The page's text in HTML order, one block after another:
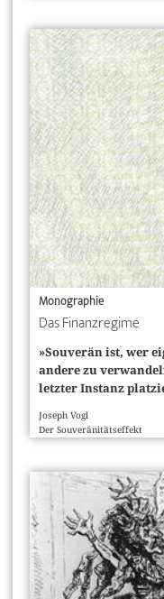
Monographie
Das Finanzregime
»Souverän ist, wer
andere zu
letzter Instanz
Joseph Vogl
Der Souveränitätseffekt